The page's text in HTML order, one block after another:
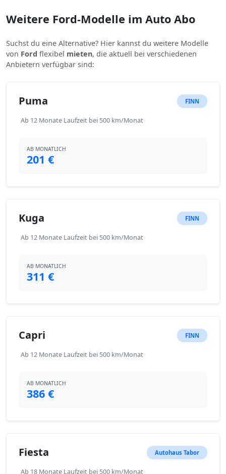
Weitere Ford-Modelle im Auto Abo
Suchst du eine Alternative? Hier kannst du weitere Modelle
von Ford flexibel mieten, die aktuell bei verschiedenen
Anbietern verfügbar sind:
Puma FINN
Ab 12 Monate Laufzeit bei 500 km/Monat
AB MONATLICH
201 €
Kuga FINN
Ab 12 Monate Laufzeit bei 500 km/Monat
AB MONATLICH
311 €
Capri FINN
Ab 12 Monate Laufzeit bei 500 km/Monat
AB MONATLICH
386 €
Fiesta Autohaus Tabor
Ab 18 Monate Laufzeit bei 500 km/Monat